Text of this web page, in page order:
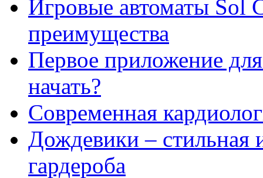
Игровые автоматы Sol
преимущества
Первое приложение
начать?
Современная
Дождевики – стильная
гардероба